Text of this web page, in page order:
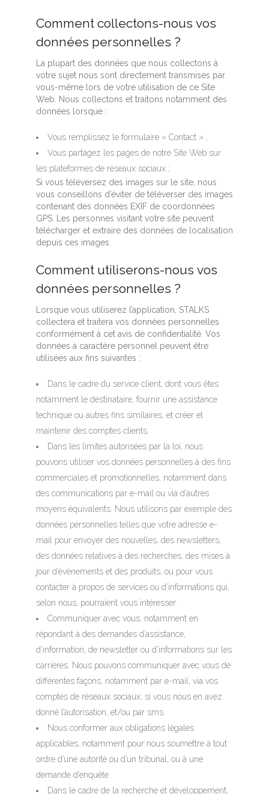
Comment collectons-nous vos
données personnelles ?
La plupart des données que nous collectons à
votre sujet nous sont directement transmises par
vous-même lors de votre utilisation de ce Site
Web. Nous collectons et traitons notamment des
données lorsque :
Vous remplissez le formulaire « Contact » ;
Vous partagez les pages de notre Site Web sur
les plateformes de réseaux sociaux ;
Si vous téléversez des images sur le site, nous
vous conseillons d’éviter de téléverser des images
contenant des données EXIF de coordonnées
GPS. Les personnes visitant votre site peuvent
télécharger et extraire des données de localisation
depuis ces images.
Comment utiliserons-nous vos
données personnelles ?
Lorsque vous utiliserez l’application, STALKS
collectera et traitera vos données personnelles
conformément à cet avis de confidentialité. Vos
données à caractère personnel peuvent être
utilisées aux fins suivantes :
Dans le cadre du service client, dont vous êtes
notamment le destinataire, fournir une assistance
technique ou autres fins similaires, et créer et
maintenir des comptes clients.
Dans les limites autorisées par la loi, nous
pouvons utiliser vos données personnelles à des fins
commerciales et promotionnelles, notamment dans
des communications par e-mail ou via d’autres
moyens équivalents. Nous utilisons par exemple des
données personnelles telles que votre adresse e-
mail pour envoyer des nouvelles, des newsletters,
des données relatives à des recherches, des mises à
jour d’événements et des produits, ou pour vous
contacter à propos de services ou d’informations qui,
selon nous, pourraient vous intéresser.
Communiquer avec vous, notamment en
répondant à des demandes d’assistance,
d’information, de newsletter ou d’informations sur les
carrières. Nous pouvons communiquer avec vous de
différentes façons, notamment par e-mail, via vos
comptes de réseaux sociaux, si vous nous en avez
donné l’autorisation, et/ou par sms.
Nous conformer aux obligations légales
applicables, notamment pour nous soumettre à tout
ordre d’une autorité ou d’un tribunal, ou à une
demande d’enquête
Dans le cadre de la recherche et développement,